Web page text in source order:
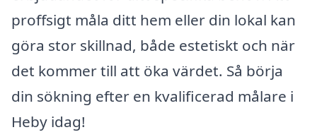
proffsigt måla ditt hem eller din lokal kan
göra stor skillnad, både estetiskt och när
det kommer till att öka värdet. Så börja
din sökning efter en kvalificerad målare i
Heby idag!